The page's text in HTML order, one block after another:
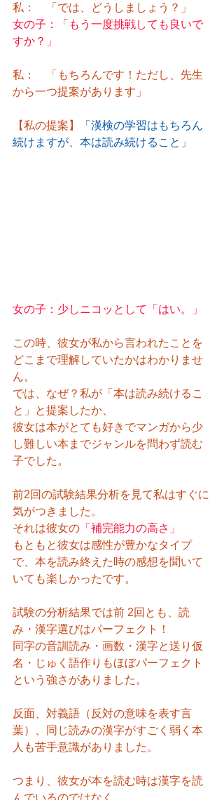
私：　「では、どうしましょう？」
女の子：「もう一度挑戦しても良いで
すか？」
私：　「もちろんです！ただし、先生
から一つ提案があります」
【私の提案】
「漢検の学習はもちろん
続けますが、本は読み続けること」
女の子：少しニコッとして「はい。」
この時、彼女が私から言われたことを
どこまで理解していたかはわかりませ
ん。
では、なぜ？私が「本は読み続けるこ
と」と提案したか、
彼女は本がとても好きでマンガから少
し難しい本までジャンルを問わず読む
子でした。
前2回の試験結果分析を見て私はすぐに
気がつきました。
それは彼女の 「補完能力の高さ」
もともと彼女は感性が豊かなタイプ
で、本を読み終えた時の感想を聞いて
いても楽しかったです。
試験の分析結果では前 2回とも、読
み・漢字選びはパーフェクト！
同字の音訓読み・画数・漢字と送り仮
名・じゅく語作りもほぼパーフェクト
という強さがありました。
反面、対義語（反対の意味を表す言
葉）、同じ読みの漢字がすごく弱く本
人も苦手意識がありました。
つまり、彼女が本を読む時は漢字を読
んでいるのではなく